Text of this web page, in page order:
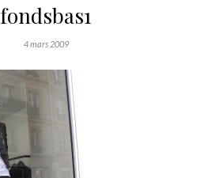
fondsbas1
4 mars 2009